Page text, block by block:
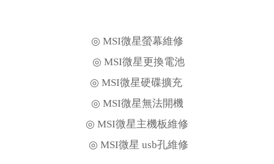
◎ MSI微星螢幕維修
◎ MSI微星更換電池
◎ MSI微星硬碟擴充
◎ MSI微星無法開機
◎ MSI微星主機板維修
◎ MSI微星 usb孔維修